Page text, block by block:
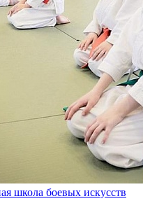
школа боевых искусств